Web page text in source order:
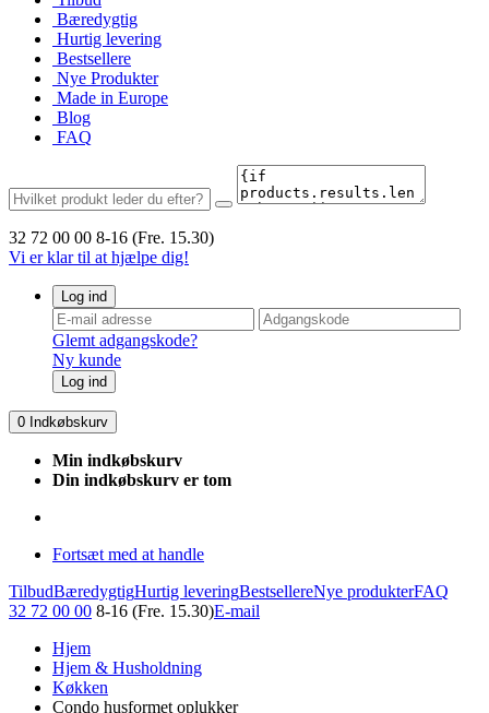
Bæredygtig
Hurtig levering
Bestsellere
Nye Produkter
Made in Europe
Blog
FAQ
32 72 00 00 8-16 (Fre. 15.30)
Vi er klar til at hjælpe dig!
Log ind
Glemt adgangskode?
Ny kunde
Log ind
0 Indkøbskurv
Min indkøbskurv
Din indkøbskurv er tom
Fortsæt med at handle
TilbudBæredygtigHurtig leveringBestsellereNye produkterFAQ
32 72 00 00 8-16 (Fre. 15.30)E-mail
Hjem
Hjem & Husholdning
Køkken
Condo husformet oplukker